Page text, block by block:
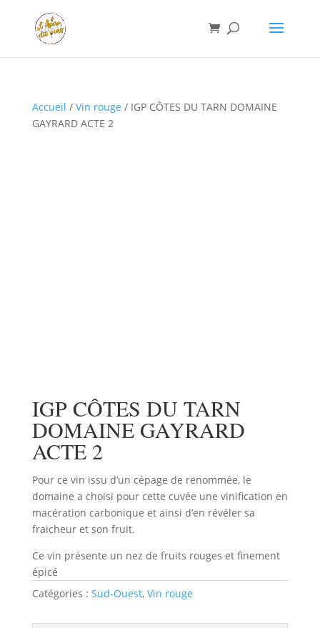
Accueil / Vin rouge / IGP CÔTES DU TARN DOMAINE
GAYRARD ACTE 2
IGP CÔTES DU TARN
DOMAINE GAYRARD
ACTE 2
Pour ce vin issu d’un cépage de renommée, le
domaine a choisi pour cette cuvée une vinification en
macération carbonique et ainsi d’en révéler sa
fraicheur et son fruit.
Ce vin présente un nez de fruits rouges et finement
épicé
Catégories : Sud-Ouest, Vin rouge